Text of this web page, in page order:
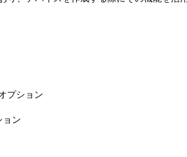
プション
ョン